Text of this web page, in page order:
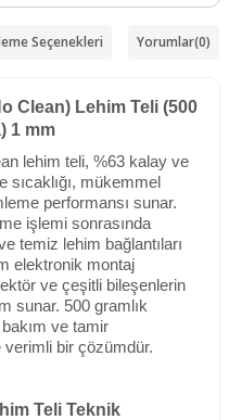
Seçenekleri Yorumlar(0)
Clean) Lehim Teli (500
1 mm
lehim teli, %63 kalay ve
sıcaklığı, mükemmel
performansı sunar.
işlemi sonrasında
temiz lehim bağlantıları
elektronik montaj
ve çeşitli bileşenlerin
sunar. 500 gramlık
ve tamir
verimli bir çözümdür.
Teli Teknik